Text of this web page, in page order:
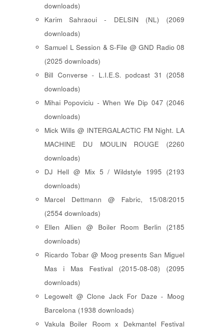
downloads)
Karim Sahraoui - DELSIN (NL) (2069
downloads)
Samuel L Session & S-File @ GND Radio 08
(2025 downloads)
Bill Converse - L.I.E.S. podcast 31 (2058
downloads)
Mihai Popoviciu - When We Dip 047 (2046
downloads)
Mick Wills @ INTERGALACTIC FM Night. LA
MACHINE DU MOULIN ROUGE (2260
downloads)
DJ Hell @ Mix 5 / Wildstyle 1995 (2193
downloads)
Marcel Dettmann @ Fabric, 15/08/2015
(2554 downloads)
Ellen Allien @ Boiler Room Berlin (2185
downloads)
Ricardo Tobar @ Moog presents San Miguel
Mas i Mas Festival (2015-08-08) (2095
downloads)
Legowelt @ Clone Jack For Daze - Moog
Barcelona (1938 downloads)
Vakula Boiler Room x Dekmantel Festival